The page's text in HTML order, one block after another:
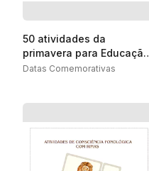
50 atividades da
primavera para Educação
Infantil
Datas Comemorativas